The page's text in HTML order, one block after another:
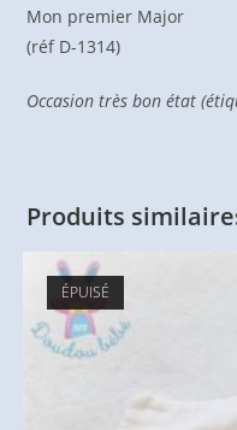
Mon premier Major
(réf D-1314)
Occasion très bon état
Produits
ÉPUISÉ